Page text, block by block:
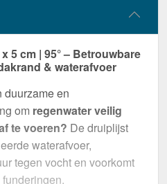
5 cm | 95° – Betrouwbare
& waterafvoer
duurzame en
om regenwater veilig
te voeren? De druiplijst
waterafvoer,
tegen vocht en voorkomt